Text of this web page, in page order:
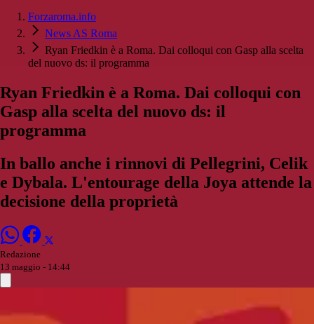
Forzaroma.info
News AS Roma
Ryan Friedkin è a Roma. Dai colloqui con Gasp alla scelta
del nuovo ds: il programma
Ryan Friedkin è a Roma. Dai colloqui con
Gasp alla scelta del nuovo ds: il
programma
In ballo anche i rinnovi di Pellegrini, Celik
e Dybala. L'entourage della Joya attende la
decisione della proprietà
Redazione
13 maggio - 14:44